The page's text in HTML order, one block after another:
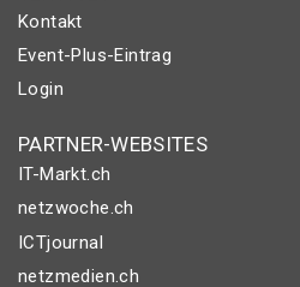
Kontakt
Event-Plus-Eintrag
Login
PARTNER-WEBSITES
IT-Markt.ch
netzwoche.ch
ICTjournal
netzmedien.ch